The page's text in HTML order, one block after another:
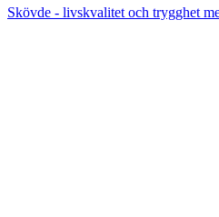
Skövde - livskvalitet och trygghet